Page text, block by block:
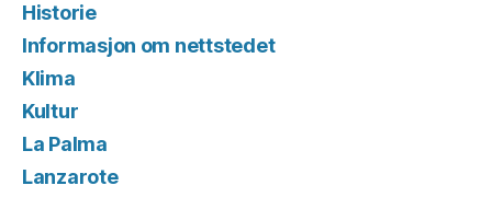
Historie
Informasjon om nettstedet
Klima
Kultur
La Palma
Lanzarote